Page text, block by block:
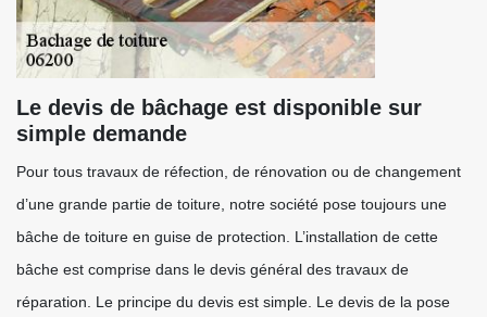
Le devis de bâchage est disponible sur
simple demande
Pour tous travaux de réfection, de rénovation ou de changement
d’une grande partie de toiture, notre société pose toujours une
bâche de toiture en guise de protection. L’installation de cette
bâche est comprise dans le devis général des travaux de
réparation. Le principe du devis est simple. Le devis de la pose